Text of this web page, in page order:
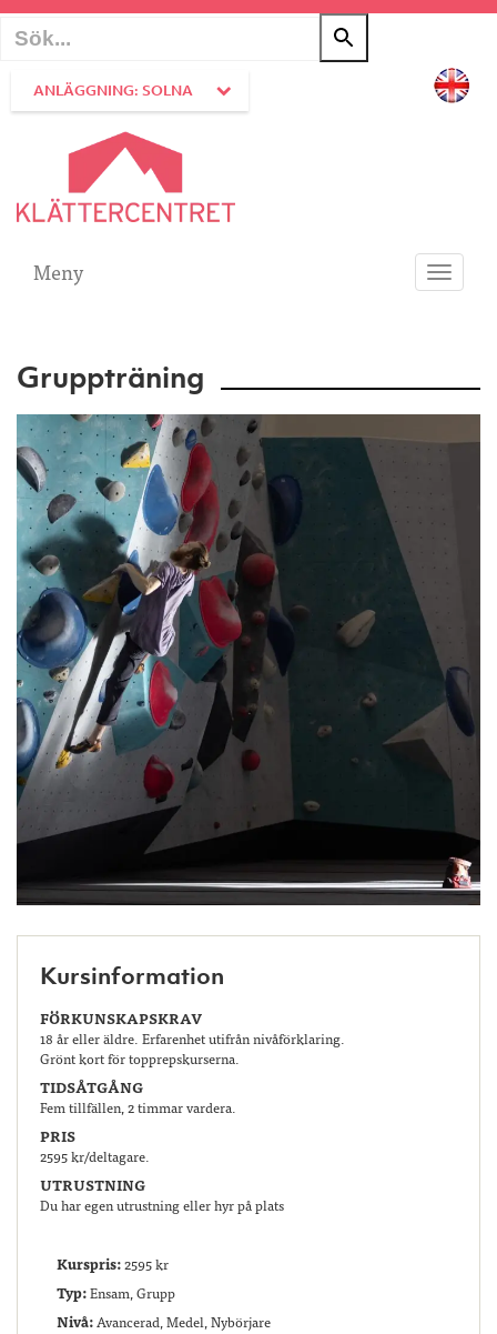
ANLÄGGNING: SOLNA
Toggle
Meny
Gruppträning
Kursinformation
FÖRKUNSKAPSKRAV
18 år eller äldre. Erfarenhet utifrån nivåförklaring.
Grönt kort för topprepskurserna.
TIDSÅTGÅNG
Fem tillfällen, 2 timmar vardera.
PRIS
2595 kr/deltagare.
UTRUSTNING
Du har egen utrustning eller hyr på plats
Kurspris:2595 kr
Typ:Ensam, Grupp
Nivå:Avancerad, Medel, Nybörjare